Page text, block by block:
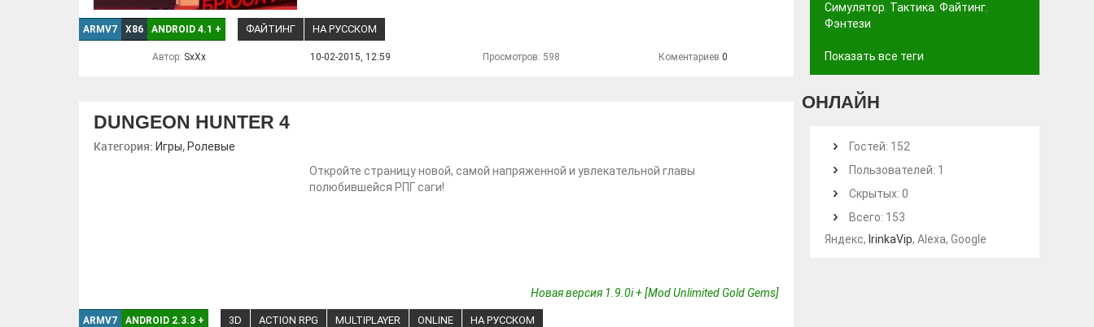
ARMV7 X86 ANDROID 4.1 + ФАЙТИНГ НА РУССКОМ
Автор: SxXx 10-02-2015, 12:59 Просмотров: 598 Коментариев 0
DUNGEON HUNTER 4
Категория: Игры, Ролевые
Откройте страницу новой, самой напряженной и увлекательной главы
полюбившейся РПГ саги!
Новая версия 1.9.0i + [Mod Unlimited Gold Gems]
ARMV7 ANDROID 2.3.3 + 3D ACTION RPG MULTIPLAYER ONLINE НА РУССКОМ
Симулятор, Тактика, Файтинг,
Фэнтези
Показать все теги
ОНЛАЙН
Гостей: 152
Пользователей: 1
Скрытых: 0
Всего: 153
Яндекс, IrinkaVip, Alexa, Google